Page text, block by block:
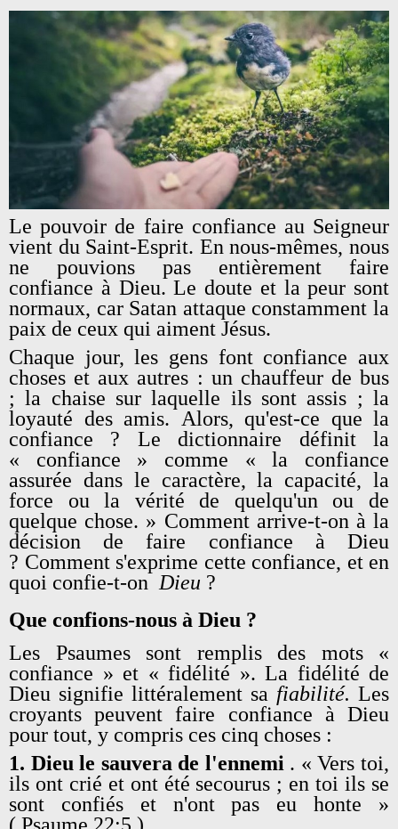
Le pouvoir de faire confiance au Seigneur
vient du Saint-Esprit. En nous-mêmes, nous
ne pouvions pas entièrement faire
confiance à Dieu. Le doute et la peur sont
normaux, car Satan attaque constamment la
paix de ceux qui aiment Jésus.
Chaque jour, les gens font confiance aux
choses et aux autres : un chauffeur de bus
; la chaise sur laquelle ils sont assis ; la
loyauté des amis. Alors, qu'est-ce que la
confiance ? Le dictionnaire définit la
« confiance » comme « la confiance
assurée dans le caractère, la capacité, la
force ou la vérité de quelqu'un ou de
quelque chose. » Comment arrive-t-on à la
décision de faire confiance à Dieu
? Comment s'exprime cette confiance, et en
quoi confie-t-on Dieu ?
Que confions-nous à Dieu ?
Les Psaumes sont remplis des mots «
confiance » et « fidélité ». La fidélité de
Dieu signifie littéralement sa fiabilité. Les
croyants peuvent faire confiance à Dieu
pour tout, y compris ces cinq choses :
1. Dieu le sauvera de l'ennemi . « Vers toi,
ils ont crié et ont été secourus ; en toi ils se
sont confiés et n'ont pas eu honte »
( Psaume 22:5 ).